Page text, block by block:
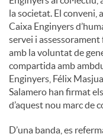
la societat. El conveni,
Caixa Enginyers
servei i assessorament
amb la voluntat de
compartida amb
Enginyers, Félix
Salamero han firmat
d’aquest nou marc de
D’una banda, es